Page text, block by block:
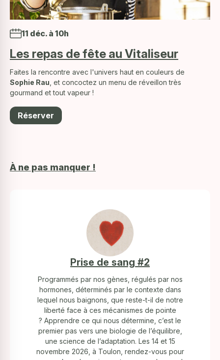
11 déc. à 10h
Les repas de fête au Vitaliseur
Faites la rencontre avec l'univers haut en couleurs de
Sophie Rau , et concoctez un menu de réveillon très
gourmand et tout vapeur !
Réserver
À ne pas manquer !
Prise de sang #2
Programmés par nos gènes, régulés par nos
hormones, déterminés par le contexte dans
lequel nous baignons, que reste-t-il de notre
liberté face à ces mécanismes de pointe
? Apprendre ce qui nous détermine, c’est le
premier pas vers une biologie de l’équilibre,
une science de l’adaptation. Les 14 et 15
novembre 2026, à Toulon, rendez-vous pour